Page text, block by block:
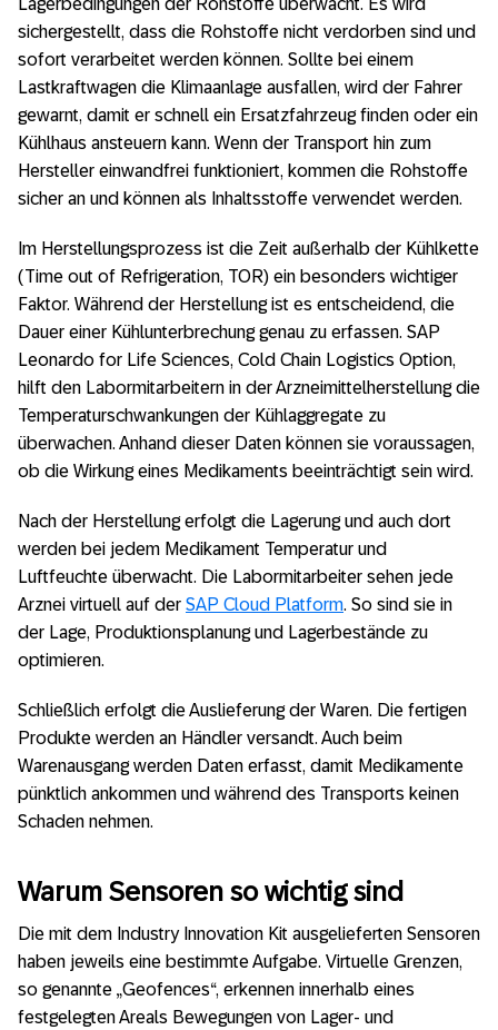
Lagerbedingungen der Rohstoffe überwacht. Es wird
sichergestellt, dass die Rohstoffe nicht verdorben sind und
sofort verarbeitet werden können. Sollte bei einem
Lastkraftwagen die Klimaanlage ausfallen, wird der Fahrer
gewarnt, damit er schnell ein Ersatzfahrzeug finden oder ein
Kühlhaus ansteuern kann. Wenn der Transport hin zum
Hersteller einwandfrei funktioniert, kommen die Rohstoffe
sicher an und können als Inhaltsstoffe verwendet werden.
Im Herstellungsprozess ist die Zeit außerhalb der Kühlkette
(Time out of Refrigeration, TOR) ein besonders wichtiger
Faktor. Während der Herstellung ist es entscheidend, die
Dauer einer Kühlunterbrechung genau zu erfassen. SAP
Leonardo for Life Sciences, Cold Chain Logistics Option,
hilft den Labormitarbeitern in der Arzneimittelherstellung die
Temperaturschwankungen der Kühlaggregate zu
überwachen. Anhand dieser Daten können sie voraussagen,
ob die Wirkung eines Medikaments beeinträchtigt sein wird.
Nach der Herstellung erfolgt die Lagerung und auch dort
werden bei jedem Medikament Temperatur und
Luftfeuchte überwacht. Die Labormitarbeiter sehen jede
Arznei virtuell auf der SAP Cloud Platform. So sind sie in
der Lage, Produktionsplanung und Lagerbestände zu
optimieren.
Schließlich erfolgt die Auslieferung der Waren. Die fertigen
Produkte werden an Händler versandt. Auch beim
Warenausgang werden Daten erfasst, damit Medikamente
pünktlich ankommen und während des Transports keinen
Schaden nehmen.
Warum Sensoren so wichtig sind
Die mit dem Industry Innovation Kit ausgelieferten Sensoren
haben jeweils eine bestimmte Aufgabe. Virtuelle Grenzen,
so genannte „Geofences“, erkennen innerhalb eines
festgelegten Areals Bewegungen von Lager- und